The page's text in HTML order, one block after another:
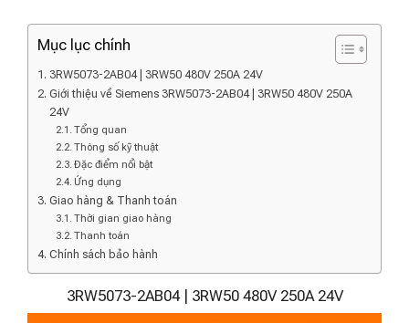
Mục lục chính
3RW5073-2AB04 | 3RW50 480V 250A 24V
Giới thiệu về Siemens 3RW5073-2AB04 | 3RW50 480V 250A
24V
Tổng quan
Thông số kỹ thuật
Đặc điểm nổi bật
Ứng dụng
Giao hàng & Thanh toán
Thời gian giao hàng
Thanh toán
Chính sách bảo hành
3RW5073-2AB04 | 3RW50 480V 250A 24V